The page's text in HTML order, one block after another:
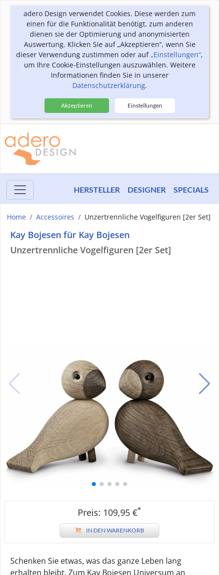
adero Design verwendet Cookies. Diese werden zum
einen für die Funktionalität benötigt, zum anderen
dienen sie der Optimierung und anonymisierten
Auswertung. Klicken Sie auf „Akzeptieren“, wenn Sie
dieser Verwendung zustimmen oder auf„Einstellungen“,
um Ihre Cookie-Einstellungen auszuwählen. Weitere
Informationen finden Sie in unserer
Datenschutzerklärung.
Akzeptieren Einstellungen
HERSTELLER DESIGNER SPECIALS
Home Accessoires Unzertrennliche Vogelfiguren [2er Set]
Kay Bojesen für Kay Bojesen
Unzertrennliche Vogelfiguren [2er Set]
Preis: 109,95 €*
IN DEN WARENKORB
Schenken Sie etwas, was das ganze Leben lang
erhalten bleibt. Zum Kay Bojesen Universum an